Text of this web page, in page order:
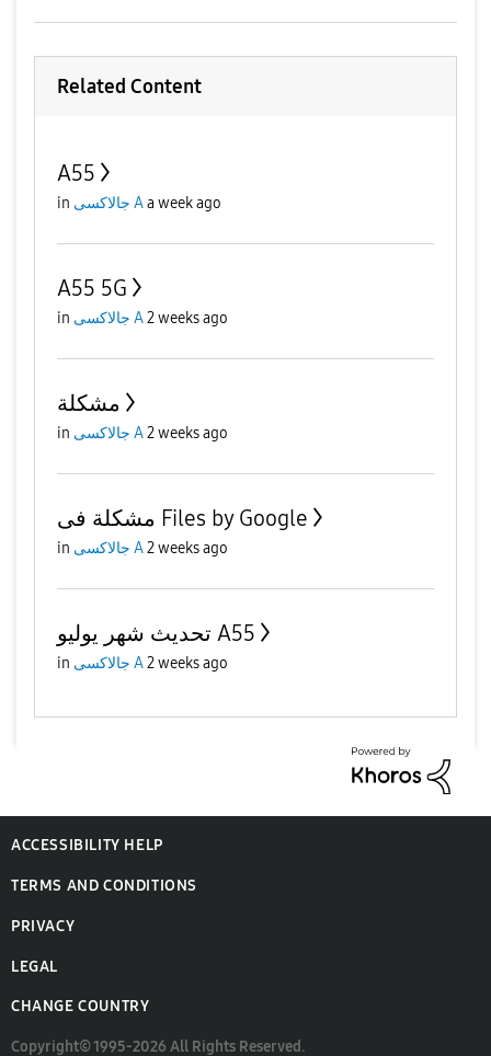
Related Content
A55
in جالاكسى Aa week ago
A55 5G
in جالاكسى A2 weeks ago
مشكلة
in جالاكسى A2 weeks ago
مشكلة فى Files by Google
in جالاكسى A2 weeks ago
تحديث شهر يوليو A55
in جالاكسى A2 weeks ago
ACCESSIBILITY HELP
TERMS AND CONDITIONS
PRIVACY
LEGAL
CHANGE COUNTRY
Copyright© 1995-2026 All Rights Reserved.